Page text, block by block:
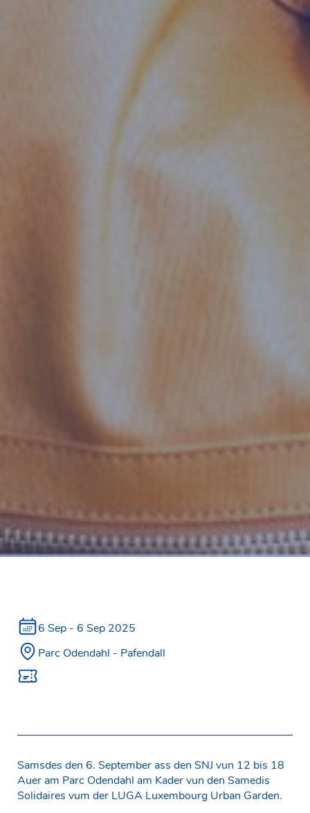
6 Sep - 6 Sep 2025
Parc Odendahl - Pafendall
Samsdes den 6. September ass den SNJ vun 12 bis 18
Auer am Parc Odendahl am Kader vun den Samedis
Solidaires vum der LUGA Luxembourg Urban Garden.